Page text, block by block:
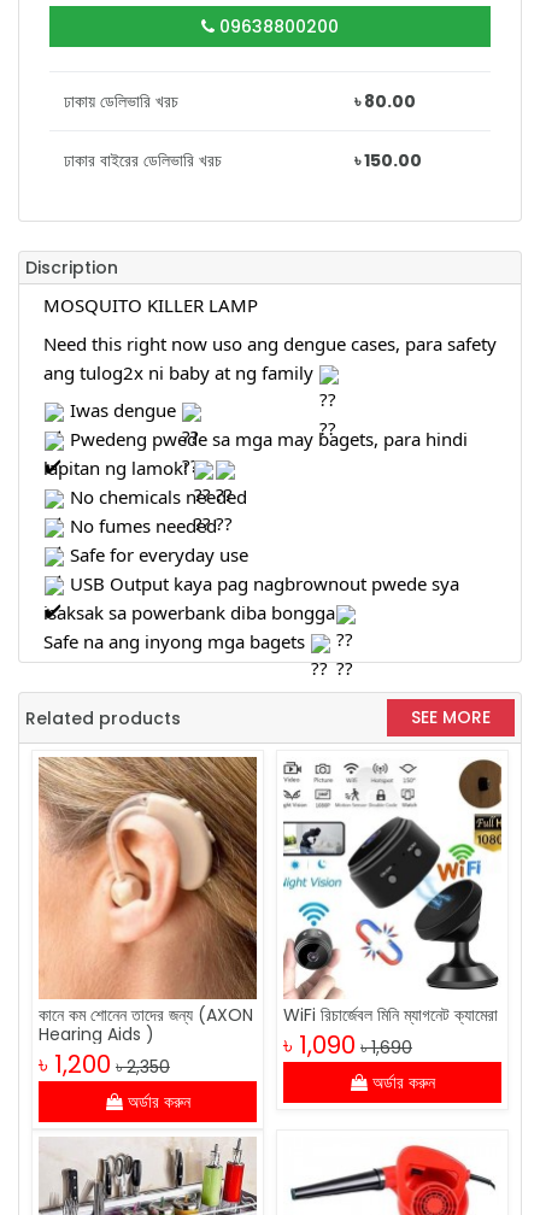
09638800200
ঢাকায় ডেলিভারি খরচ ৳ 80.00
ঢাকার বাইরের ডেলিভারি খরচ ৳ 150.00
Discription
MOSQUITO KILLER LAMP
Need this right now uso ang dengue cases, para safety
ang tulog2x ni baby at ng family
Iwas dengue
Pwedeng pwede sa mga may bagets, para hindi
lapitan ng lamok!
No chemicals needed
No fumes needed
Safe for everyday use
USB Output kaya pag nagbrownout pwede sya
isaksak sa powerbank diba bongga
Safe na ang inyong mga bagets
Related products SEE MORE
কানে কম শোনেন তাদের জন্য (AXON
Hearing Aids )
৳ 1,200 ৳ 2,350
অর্ডার করুন
WiFi রিচার্জেবল মিনি ম্যাগনেট ক্যামেরা
৳ 1,090 ৳ 1,690
অর্ডার করুন